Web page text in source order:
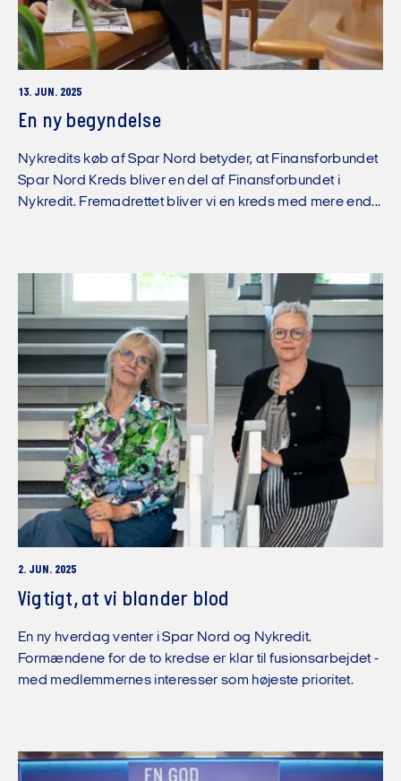
13. JUN. 2025
En ny begyndelse
Nykredits køb af Spar Nord betyder, at Finansforbundet
Spar Nord Kreds bliver en del af Finansforbundet i
Nykredit. Fremadrettet bliver vi en kreds med mere end...
2. JUN. 2025
Vigtigt, at vi blander blod
En ny hverdag venter i Spar Nord og Nykredit.
Formændene for de to kredse er klar til fusionsarbejdet -
med medlemmernes interesser som højeste prioritet.